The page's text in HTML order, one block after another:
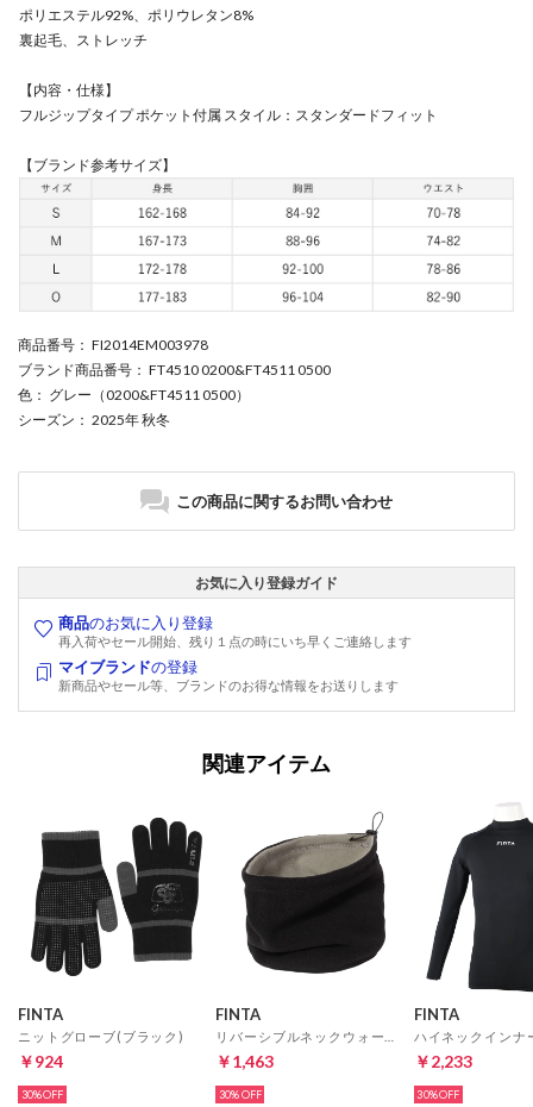
ポリエステル92%、ポリウレタン8%
裏起毛、ストレッチ
【内容・仕様】
フルジップタイプ ポケット付属 スタイル：スタンダードフィット
【ブランド参考サイズ】
商品番号 ： FI2014EM003978
ブランド商品番号 ： FT4510 0200&FT4511 0500
色 ： グレー（0200&FT4511 0500）
シーズン ： 2025年 秋冬
この商品に関するお問い合わせ
お気に入り登録ガイド
商品のお気に入り登録
再入荷やセール開始、残り１点の時にいち早くご連絡します
マイブランドの登録
新商品やセール等、ブランドのお得な情報をお送りします
関連アイテム
FINTA
ニットグローブ(ブラック)
￥924
30%
FINTA
￥1,463
30%
FINTA
￥2,233
30%